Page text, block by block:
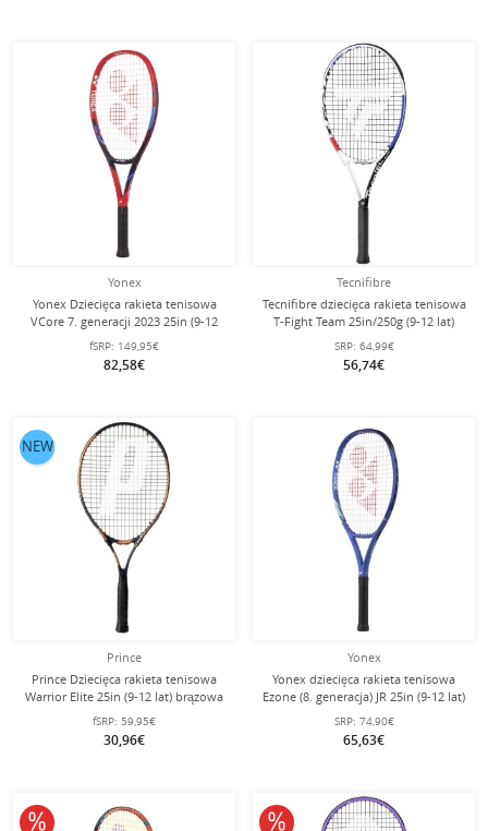
Yonex
Yonex Dziecięca rakieta tenisowa
VCore 7. generacji 2023 25in (9-12
lat) czerwona - naciągnięta -
fSRP: 149,95€
82,58€
Tecnifibre
Tecnifibre dziecięca rakieta tenisowa
T-Fight Team 25in/250g (9-12 lat)
biała - naciągnięta -
SRP: 64,99€
56,74€
Prince
Prince Dziecięca rakieta tenisowa
Warrior Elite 25in (9-12 lat) brązowa
- naciągnięta -
fSRP: 59,95€
30,96€
NEW
Yonex
Yonex dziecięca rakieta tenisowa
Ezone (8. generacja) JR 25in (9-12 lat)
2025 niebieska - naciągnięta -
SRP: 74,90€
65,63€
10% obniżone 10% obniżone